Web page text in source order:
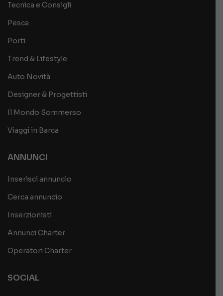
Tecnica e Consigli
Pesca
Porti
Trend & Lifestyle
Auto Novità
Designer & Progettisti
Il Mondo Sommerso
Viaggi in Barca
ANNUNCI
Inserisci annuncio
Cerca annuncio
Inserzionisti
Annunci Charter
Operatori Charter
SOCIAL